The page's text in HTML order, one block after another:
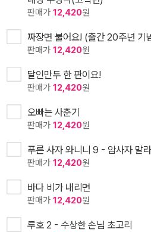
판매가 12,420원
짜장면 불어요! (출간 20주년 기
판매가 12,420원
달인만두 한 판이요!
판매가 12,420원
오빠는 사춘기
판매가 12,420원
푸른 사자 와니니 9 - 암사자 말
판매가 12,420원
바다 비가 내리면
판매가 12,420원
루호 2 - 수상한 손님 초고리